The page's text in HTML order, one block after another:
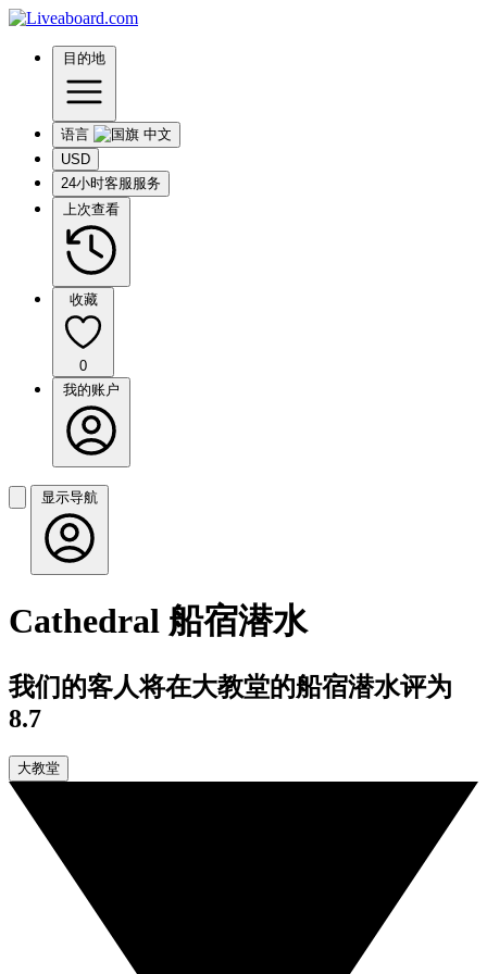
目的地
语言
USD
24小时客服服务
上次查看
收藏
0
我的账户
显示导航
Cathedral 船宿潜水
我们的客人将在大教堂的船宿潜水评为
8.7
大教堂